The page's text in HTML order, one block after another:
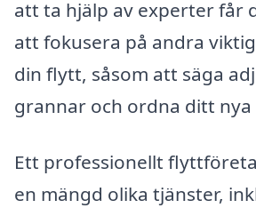
att ta hjälp av experter får
att fokusera på andra
din flytt, såsom att säga
grannar och ordna ditt nya
Ett professionellt
en mängd olika tjänster,